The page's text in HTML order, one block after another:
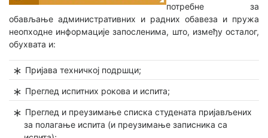
потребне за
обављање административних и радних обавеза и пружа
неопходне информације запосленима, што, између осталог,
обухвата и:
Пријава техничкој подршци;
Преглед испитних рокова и испита;
Преглед и преузимање списка студената пријављених
за полагање испита (и преузимање записника са